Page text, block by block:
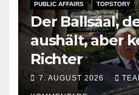
PUBLIC AFFAIRS TOPSTORY
Der Ballsaal,
aushält, aber
Richter
7. AUGUST 2026